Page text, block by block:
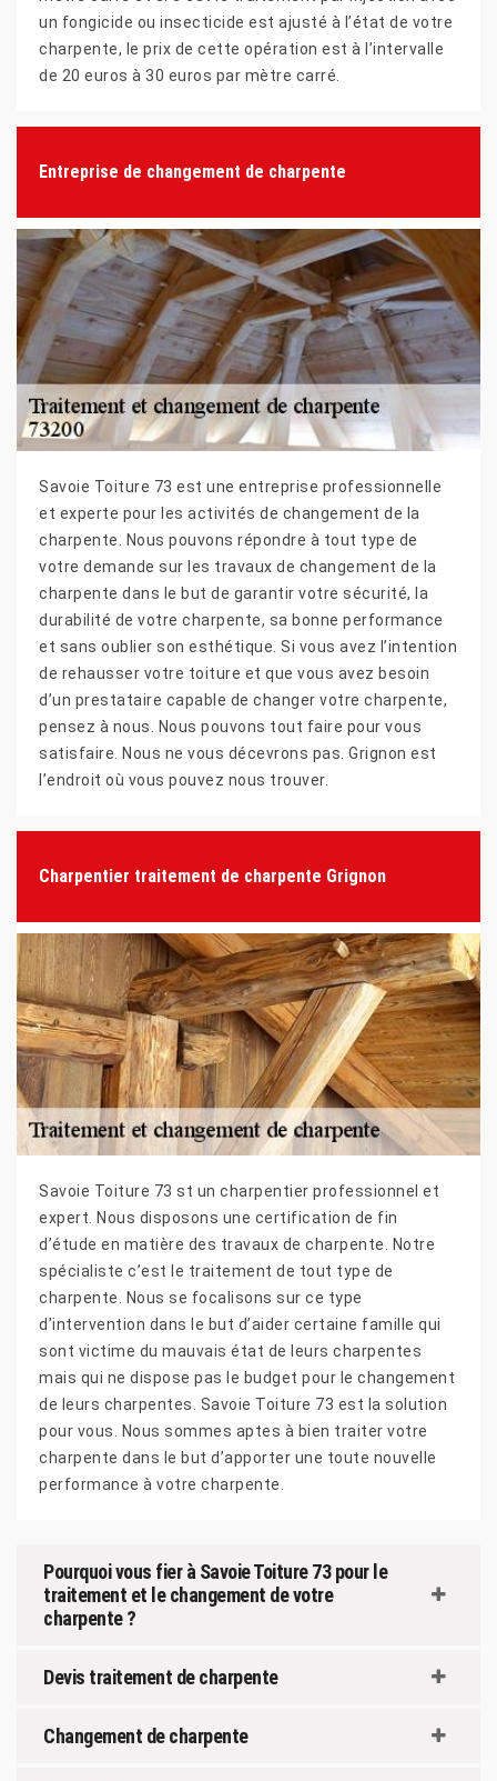
un fongicide ou insecticide est ajusté à l’état de votre
charpente, le prix de cette opération est à l’intervalle
de 20 euros à 30 euros par mètre carré.
Entreprise de changement de charpente
Savoie Toiture 73 est une entreprise professionnelle
et experte pour les activités de changement de la
charpente. Nous pouvons répondre à tout type de
votre demande sur les travaux de changement de la
charpente dans le but de garantir votre sécurité, la
durabilité de votre charpente, sa bonne performance
et sans oublier son esthétique. Si vous avez l’intention
de rehausser votre toiture et que vous avez besoin
d’un prestataire capable de changer votre charpente,
pensez à nous. Nous pouvons tout faire pour vous
satisfaire. Nous ne vous décevrons pas. Grignon est
l’endroit où vous pouvez nous trouver.
Charpentier traitement de charpente Grignon
Savoie Toiture 73 st un charpentier professionnel et
expert. Nous disposons une certification de fin
d’étude en matière des travaux de charpente. Notre
spécialiste c’est le traitement de tout type de
charpente. Nous se focalisons sur ce type
d’intervention dans le but d’aider certaine famille qui
sont victime du mauvais état de leurs charpentes
mais qui ne dispose pas le budget pour le changement
de leurs charpentes. Savoie Toiture 73 est la solution
pour vous. Nous sommes aptes à bien traiter votre
charpente dans le but d’apporter une toute nouvelle
performance à votre charpente.
Pourquoi vous fier à Savoie Toiture 73 pour le
traitement et le changement de votre
charpente ?
Devis traitement de charpente
Changement de charpente